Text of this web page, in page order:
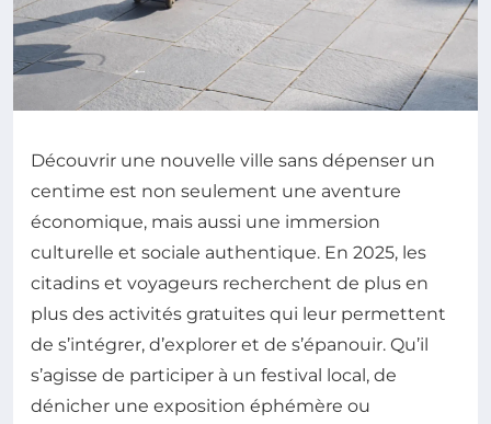
Découvrir une nouvelle ville sans dépenser un
centime est non seulement une aventure
économique, mais aussi une immersion
culturelle et sociale authentique. En 2025, les
citadins et voyageurs recherchent de plus en
plus des activités gratuites qui leur permettent
de s’intégrer, d’explorer et de s’épanouir. Qu’il
s’agisse de participer à un festival local, de
dénicher une exposition éphémère ou